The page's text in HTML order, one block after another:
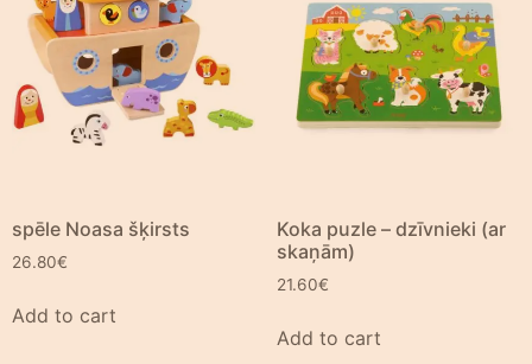
spēle Noasa šķirsts
26.80€
Add to cart
Koka puzle – dzīvnieki (ar
skaņām)
21.60€
Add to cart